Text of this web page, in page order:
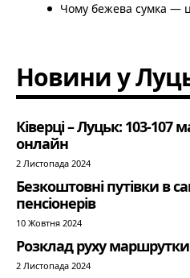
Чому бежева сумка —
Новини у
Ківерці – Луцьк: 103-
онлайн
2 Листопада 2024
Безкоштовні путівки в
пенсіонерів
10 Жовтня 2024
Розклад руху
2 Листопада 2024